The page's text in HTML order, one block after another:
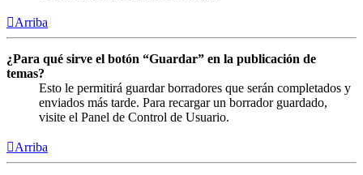
Arriba
¿Para qué sirve el botón “Guardar” en la publicación de
temas?
Esto le permitirá guardar borradores que serán completados y
enviados más tarde. Para recargar un borrador guardado,
visite el Panel de Control de Usuario.
Arriba